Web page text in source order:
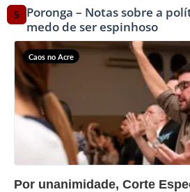
5 Poronga – Notas sobre a
medo de ser espinhoso
Caos no Acre
?>
Por unanimidade, Corte